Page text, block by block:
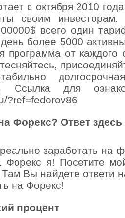
с октября 2010
своим
всего один
более 5000
программа от каждого
Ссылка для
?ref=fedorov86
Форекс? Ответ здесь
заработать на
Форекс я! Посетите
Там Вы найдете
на Форекс!
процент